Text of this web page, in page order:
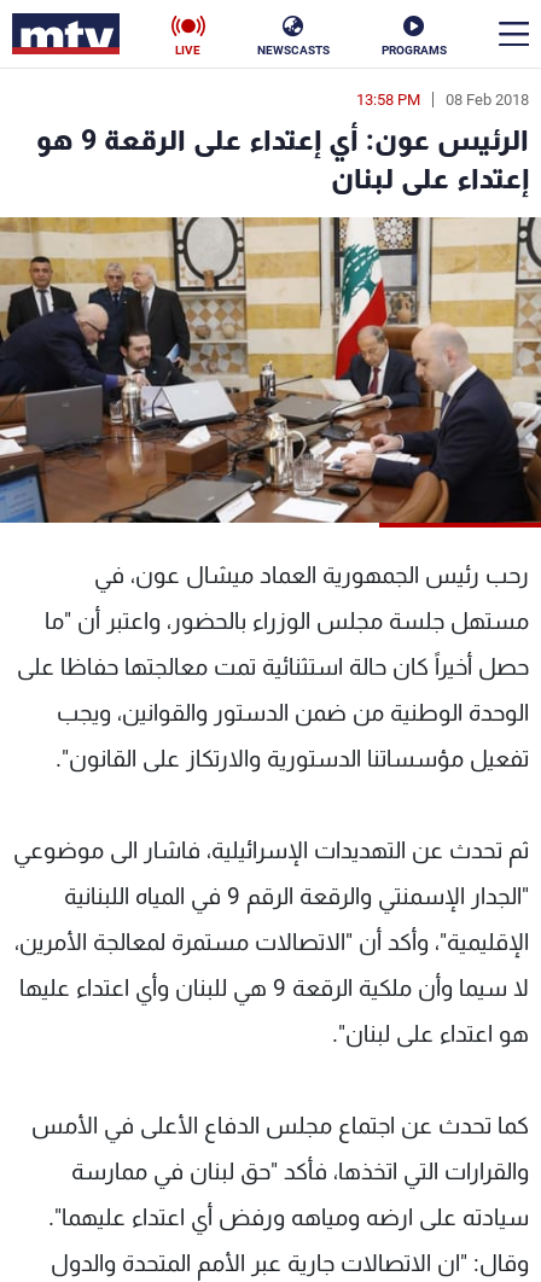
PROGRAMS
NEWSCASTS
LIVE
08 Feb 2018
13:58 PM
الرئيس عون: أي إعتداء على الرقعة 9 هو
إعتداء على لبنان
رحب رئيس الجمهورية العماد ميشال عون، في
مستهل جلسة مجلس الوزراء بالحضور، واعتبر أن "ما
حصل أخيراً كان حالة استثنائية تمت معالجتها حفاظا على
الوحدة الوطنية من ضمن الدستور والقوانين، ويجب
تفعيل مؤسساتنا الدستورية والارتكاز على القانون".
ثم تحدث عن التهديدات الإسرائيلية، فاشار الى موضوعي
"الجدار الإسمنتي والرقعة الرقم 9 في المياه اللبنانية
الإقليمية"، وأكد أن "الاتصالات مستمرة لمعالجة الأمرين،
لا سيما وأن ملكية الرقعة 9 هي للبنان وأي اعتداء عليها
هو اعتداء على لبنان".
كما تحدث عن اجتماع مجلس الدفاع الأعلى في الأمس
والقرارات التي اتخذها، فأكد "حق لبنان في ممارسة
سيادته على ارضه ومياهه ورفض أي اعتداء عليهما".
وقال: "ان الاتصالات جارية عبر الأمم المتحدة والدول
en
الأخبار
سياسة ناس
إقتصاد فن
منوعات رياضة
كأس العالم
جدول البرامج
شاهد البرامج
عن MTV
الإنـتـاج
لاعلاناتكم
وظائف
تواصل معنا
شروط الإسـتخدام
سياسة الخصوصية